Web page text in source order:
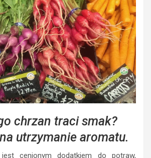
chrzan traci smak?
utrzymanie aromatu.
cenionym dodatkiem do potraw,